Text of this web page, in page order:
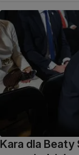
Kara dla Beaty